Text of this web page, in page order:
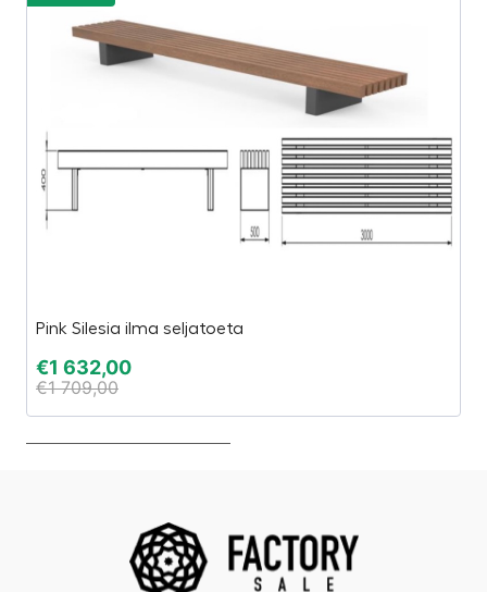
Pink Silesia ilma seljatoeta
€1 632,00
€1 709,00